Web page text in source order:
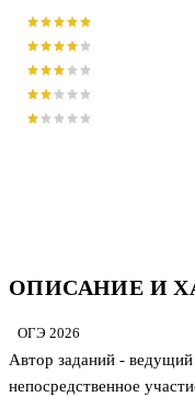
ОПИСАНИЕ И
ОГЭ 2026
Автор заданий -
непосредственное